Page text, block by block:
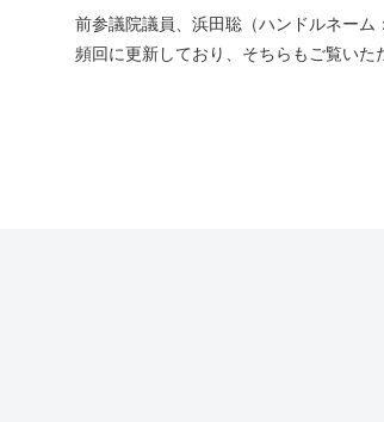
前参議院議員、浜田聡（ハンドルネー
頻回に更新しており、そちらもご覧い